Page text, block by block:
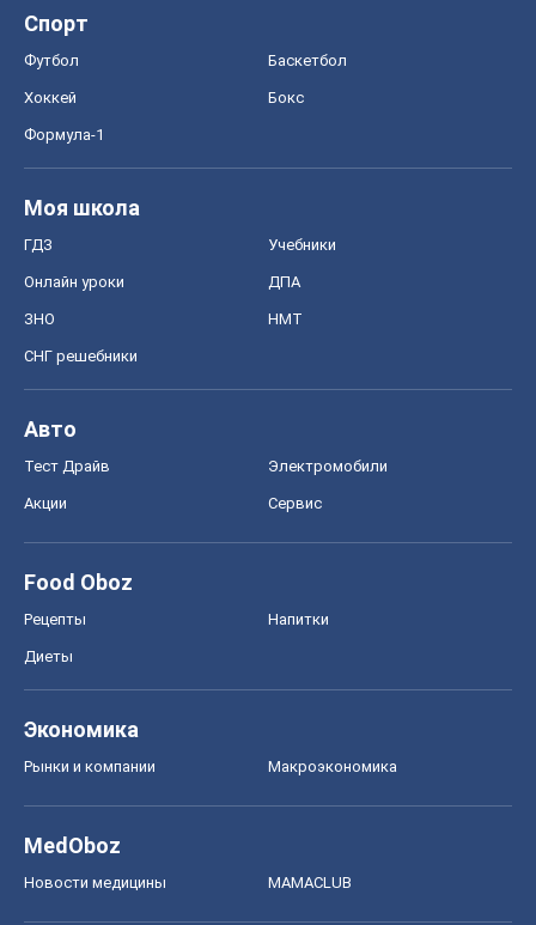
Спорт
Футбол Баскетбол
Хоккей Бокс
Формула-1
Моя школа
ГДЗ Учебники
Онлайн уроки ДПА
ЗНО НМТ
СНГ решебники
Авто
Тест Драйв Электромобили
Акции Сервис
Food Oboz
Рецепты Напитки
Диеты
Экономика
Рынки и компании Mакроэкономика
MedOboz
Новости медицины MAMACLUB